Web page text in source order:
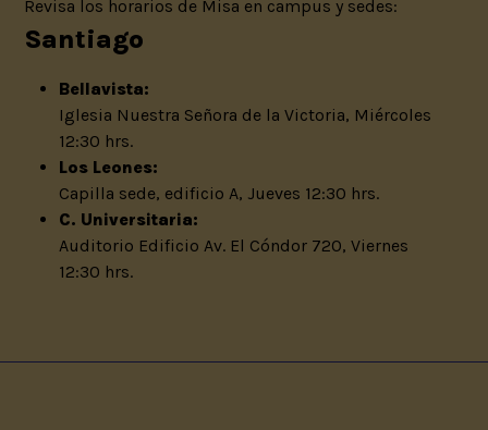
Revisa los horarios de Misa en campus y sedes:
Santiago
Bellavista:
Iglesia Nuestra Señora de la Victoria, Miércoles
12:30 hrs.
Los Leones:
Capilla sede, edificio A, Jueves 12:30 hrs.
C. Universitaria:
Auditorio Edificio Av. El Cóndor 720, Viernes
12:30 hrs.